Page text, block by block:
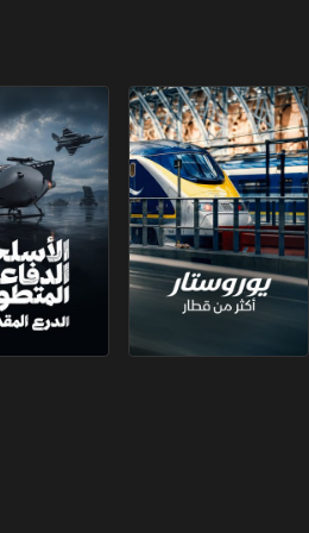
يوروستار.. أكثر من قطار الأسلحة